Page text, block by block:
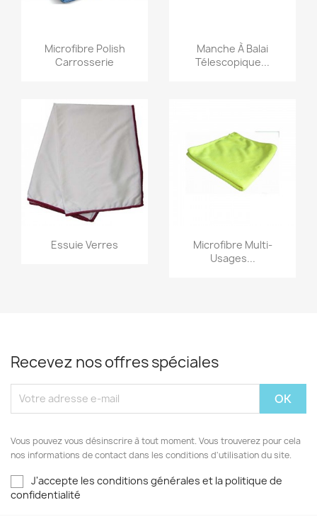
Aperçu rapide
Microfibre Polish
Carrosserie
Aperçu rapide
Manche À Balai
Télescopique...
Aperçu rapide
Essuie Verres Aperçu rapide
Microfibre Multi-
Usages...
Recevez nos offres spéciales
Vous pouvez vous désinscrire à tout moment. Vous trouverez pour cela
nos informations de contact dans les conditions d'utilisation du site.
J'accepte les conditions générales et la politique de
confidentialité